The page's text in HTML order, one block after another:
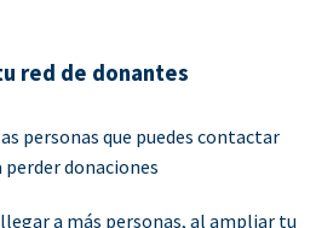
red de donantes
personas que puedes contactar
donaciones
a más personas, al ampliar tu